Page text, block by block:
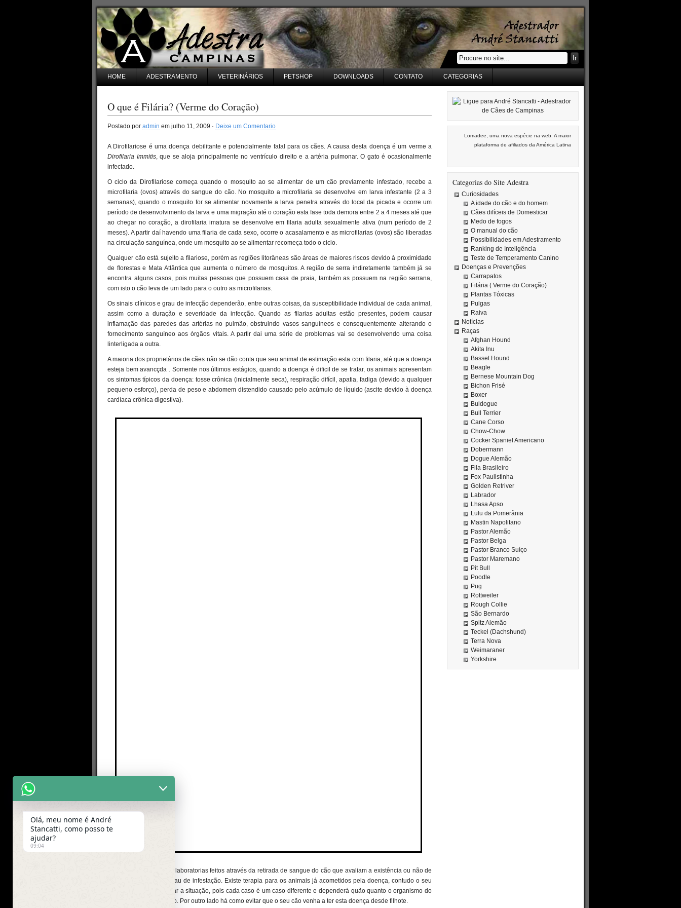
HOME ADESTRAMENTO VETERINÁRIOS PETSHOP DOWNLOADS CONTATO CATEGORIAS
O que é Filária? (Verme do Coração)
Postado por admin em julho 11, 2009 · Deixe um Comentario
A Dirofilariose é uma doença debilitante e potencialmente fatal para os cães. A causa desta doença é um verme a
Dirofilaria Immitis, que se aloja principalmente no ventrículo direito e a artéria pulmonar. O gato é ocasionalmente
infectado.
O ciclo da Dirofilariose começa quando o mosquito ao se alimentar de um cão previamente infestado, recebe a
microfilaria (ovos) através do sangue do cão. No mosquito a microfilaria se desenvolve em larva infestante (2 a 3
semanas), quando o mosquito for se alimentar novamente a larva penetra através do local da picada e ocorre um
período de desenvolvimento da larva e uma migração até o coração esta fase toda demora entre 2 a 4 meses até que
ao chegar no coração, a dirofilaria imatura se desenvolve em filaria adulta sexualmente ativa (num período de 2
meses). A partir daí havendo uma filaria de cada sexo, ocorre o acasalamento e as microfilarias (ovos) são liberadas
na circulação sanguínea, onde um mosquito ao se alimentar recomeça todo o ciclo.
Qualquer cão está sujeito a filariose, porém as regiões litorâneas são áreas de maiores riscos devido à proximidade
de florestas e Mata Atlântica que aumenta o número de mosquitos. A região de serra indiretamente também já se
encontra alguns casos, pois muitas pessoas que possuem casa de praia, também as possuem na região serrana,
com isto o cão leva de um lado para o outro as microfilarias.
Os sinais clínicos e grau de infecção dependerão, entre outras coisas, da susceptibilidade individual de cada animal,
assim como a duração e severidade da infecção. Quando as filarias adultas estão presentes, podem causar
inflamação das paredes das artérias no pulmão, obstruindo vasos sanguíneos e consequentemente alterando o
fornecimento sanguíneo aos órgãos vitais. A partir dai uma série de problemas vai se desenvolvendo uma coisa
linterligada a outra.
A maioria dos proprietários de cães não se dão conta que seu animal de estimação esta com filaria, até que a doença
esteja bem avancçda . Somente nos últimos estágios, quando a doença é dificil de se tratar, os animais apresentam
os sintomas típicos da doença: tosse crônica (inicialmente seca), respiração difícil, apatia, fadiga (devido a qualquer
pequeno esforço), perda de peso e abdomem distendido causado pelo acúmulo de líquido (ascite devido à doença
cardíaca crônica digestiva).
Existem alguns exames laboratorias feitos através da retirada de sangue do cão que avaliam a existência ou não de
filaria e até mesmo o grau de infestação. Existe terapia para os animais já acometidos pela doença, contudo o seu
veterinário deverá avaliar a situação, pois cada caso é um caso diferente e dependerá quão quanto o organismo do
seu cão estará debilitado. Por outro lado há como evitar que o seu cão venha a ter esta doença desde filhote.
Lomadee, uma nova espécie na web. A maior
plataforma de afiliados da América Latina
Categorias do Site Adestra
Curiosidades
A idade do cão e do homem
Cães difíceis de Domesticar
Medo de fogos
O manual do cão
Possibilidades em Adestramento
Ranking de Inteligência
Teste de Temperamento Canino
Doenças e Prevenções
Carrapatos
Filária ( Verme do Coração)
Plantas Tóxicas
Pulgas
Raiva
Notícias
Raças
Afghan Hound
Akita Inu
Basset Hound
Beagle
Bernese Mountain Dog
Bichon Frisé
Boxer
Buldogue
Bull Terrier
Cane Corso
Chow-Chow
Cocker Spaniel Americano
Dobermann
Dogue Alemão
Fila Brasileiro
Fox Paulistinha
Golden Retriver
Labrador
Lhasa Apso
Lulu da Pomerânia
Mastin Napolitano
Pastor Alemão
Pastor Belga
Pastor Branco Suíço
Pastor Maremano
Pit Bull
Poodle
Pug
Rottweiler
Rough Collie
São Bernardo
Spitz Alemão
Teckel (Dachshund)
Terra Nova
Weimaraner
Yorkshire
Olá, meu nome é André
Stancatti, como posso te
ajudar?
09:04